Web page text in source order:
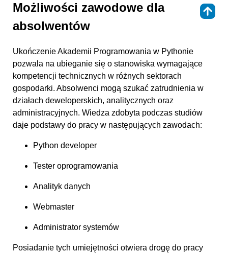
Możliwości zawodowe dla
absolwentów
Ukończenie Akademii Programowania w Pythonie
pozwala na ubieganie się o stanowiska wymagające
kompetencji technicznych w różnych sektorach
gospodarki. Absolwenci mogą szukać zatrudnienia w
działach deweloperskich, analitycznych oraz
administracyjnych. Wiedza zdobyta podczas studiów
daje podstawy do pracy w następujących zawodach:
Python developer
Tester oprogramowania
Analityk danych
Webmaster
Administrator systemów
Posiadanie tych umiejętności otwiera drogę do pracy